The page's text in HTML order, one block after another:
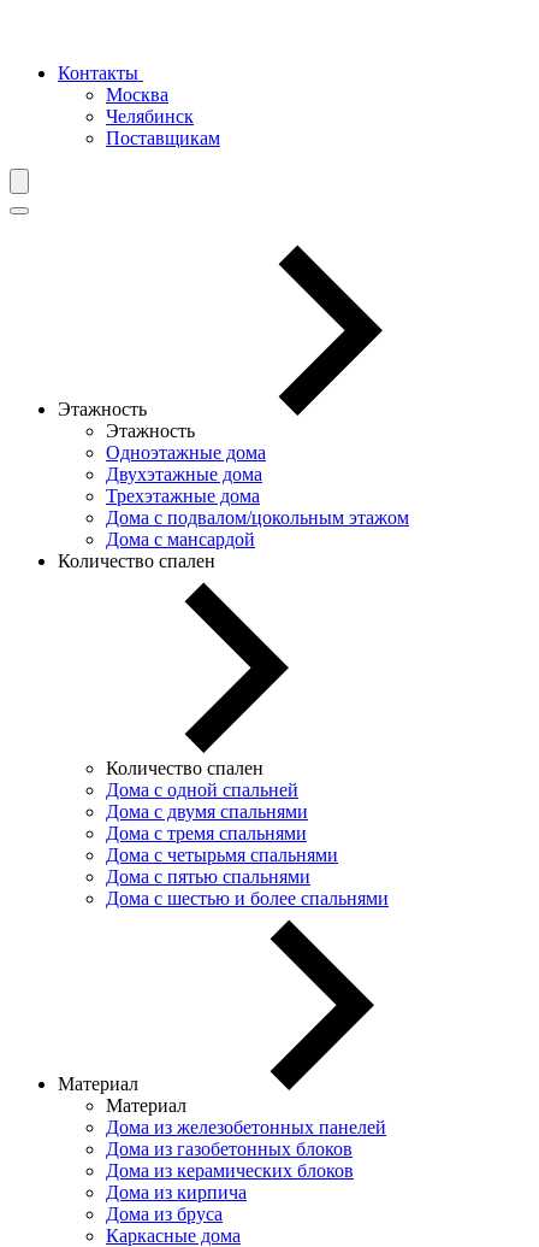
Контакты
Москва
Челябинск
Поставщикам
Этажность
Этажность
Одноэтажные дома
Двухэтажные дома
Трехэтажные дома
Дома с подвалом/цокольным этажом
Дома с мансардой
Количество спален
Количество спален
Дома с одной спальней
Дома с двумя спальнями
Дома с тремя спальнями
Дома с четырьмя спальнями
Дома с пятью спальнями
Дома с шестью и более спальнями
Материал
Материал
Дома из железобетонных панелей
Дома из газобетонных блоков
Дома из керамических блоков
Дома из кирпича
Дома из бруса
Каркасные дома